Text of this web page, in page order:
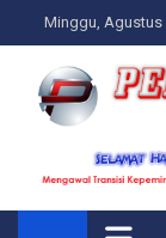
to
content
Minggu, Agustus
Ispiratif